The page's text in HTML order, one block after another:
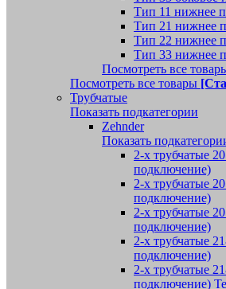
Тип 11 нижнее
Тип 21 нижнее
Тип 22 нижнее
Тип 33 нижнее
Посмотреть все
Посмотреть все товары
Трубчатые
Показать подкатегории
Zehnder
Показать
2-х трубчатые
подключение)
2-х трубчатые
подключение)
2-х трубчатые
подключение)
2-х трубчатые
подключение)
2-х трубчатые
подключение)